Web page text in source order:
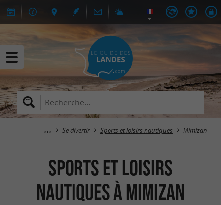
Se divertir Sports et loisirs nautiques Mimizan
Sports et loisirs
nautiques à Mimizan